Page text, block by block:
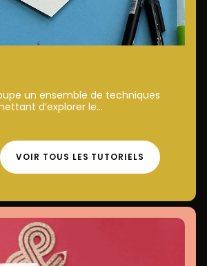
un ensemble de techniques
d’explorer le...
VOIR TOUS LES TUTORIELS